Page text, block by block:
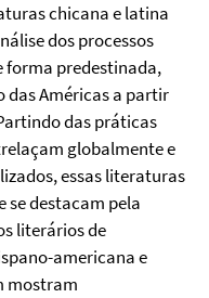
chicana e latina
dos processos
forma predestinada,
das Américas a partir
das práticas
globalmente e
essas literaturas
se destacam pela
literários de
americana e
mostram